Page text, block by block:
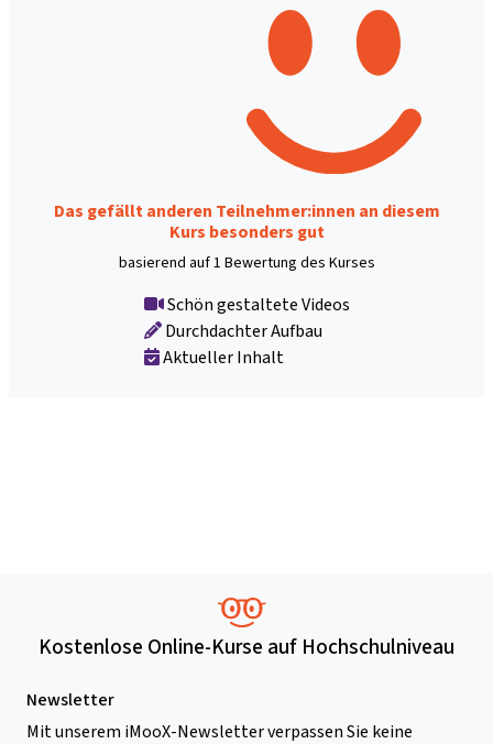
Das gefällt anderen Teilnehmer:innen an diesem
Kurs besonders gut
basierend auf 1 Bewertung des Kurses
Schön gestaltete Videos
Durchdachter Aufbau
Aktueller Inhalt
Kostenlose Online-Kurse auf Hochschulniveau
Newsletter
Mit unserem iMooX-Newsletter verpassen Sie keine